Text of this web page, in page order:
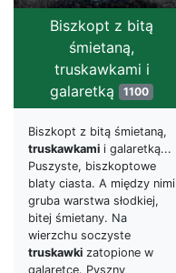
Biszkopt z bitą
śmietaną,
truskawkami i
galaretką 1100
Biszkopt z bitą śmietaną,
truskawkami i galaretką...
Puszyste, biszkoptowe
blaty ciasta. A między nimi
gruba warstwa słodkiej,
bitej śmietany. Na
wierzchu soczyste
truskawki zatopione w
galaretce. Pyszny